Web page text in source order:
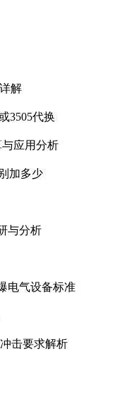
解
3505代换
与应用分析
加多少
与分析
电气设备标准
击要求解析